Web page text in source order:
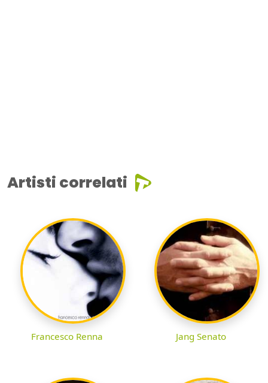
Artisti correlati
Francesco Renna Jang Senato